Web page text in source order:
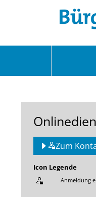
Zum
Icon Legende
Anmeldung